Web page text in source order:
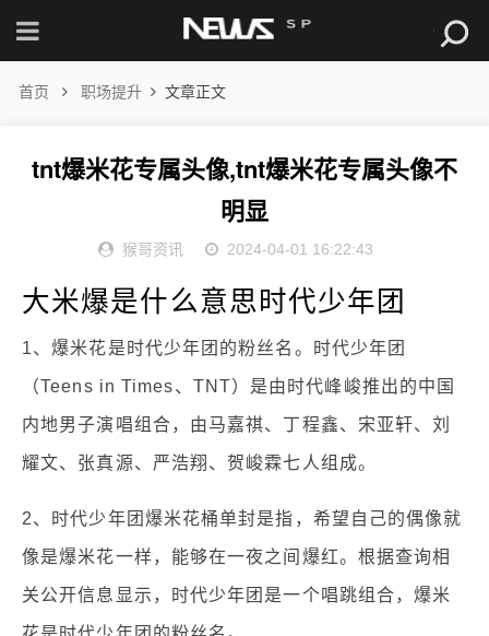
首页 职场提升 文章正文
tnt爆米花专属头像,tnt爆米花专属头像不
明显
猴哥资讯 2024-04-01 16:22:43
大米爆是什么意思时代少年团
1、爆米花是时代少年团的粉丝名。时代少年团
（Teens in Times、TNT）是由时代峰峻推出的中国
内地男子演唱组合，由马嘉祺、丁程鑫、宋亚轩、刘
耀文、张真源、严浩翔、贺峻霖七人组成。
2、时代少年团爆米花桶单封是指，希望自己的偶像就
像是爆米花一样，能够在一夜之间爆红。根据查询相
关公开信息显示，时代少年团是一个唱跳组合，爆米